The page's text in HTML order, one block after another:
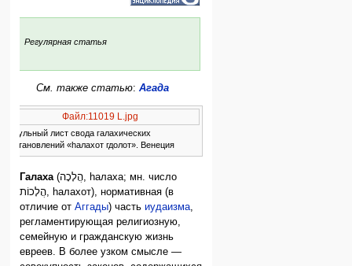
Регулярная статья
См. также статью: Агада
Файл:11019 L.jpg
Титульный лист свода галахических
постановлений «hалахот гдолот». Венеция
Галаха(הֲלָכָה, hалаха; мн. число
הֲלָכוֹת, hалахот), нормативная (в
отличие отАггады) частьиудаизма,
регламентирующая религиозную,
семейную и гражданскую жизнь
евреев. В более узком смысле —